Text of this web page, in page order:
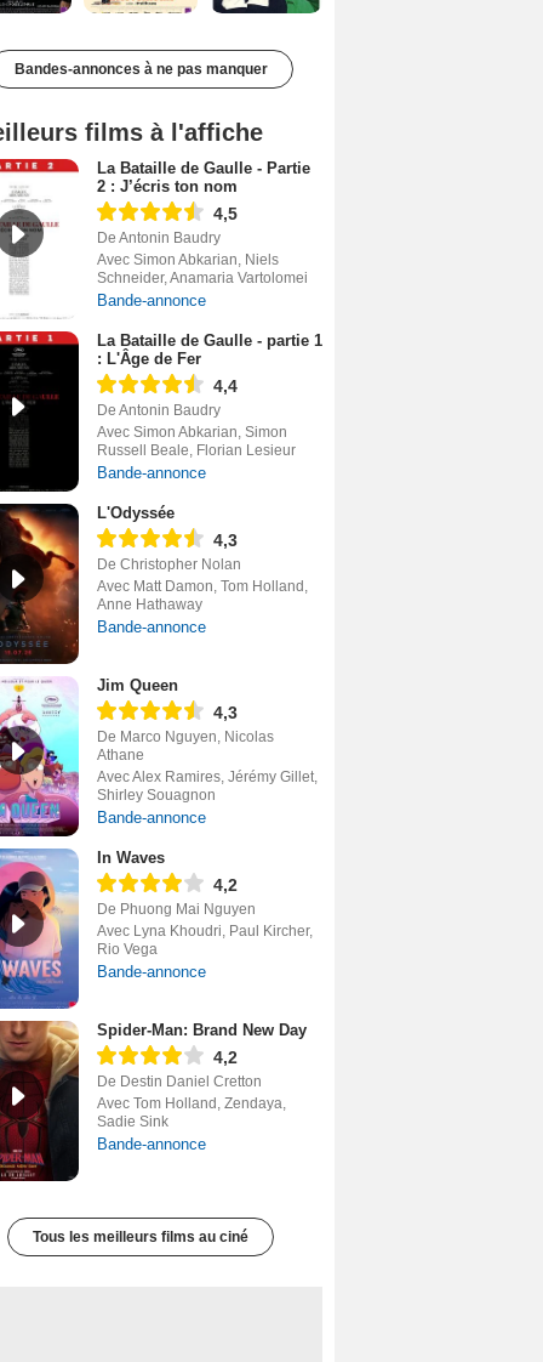
Bandes-annonces à ne pas manquer
films à l'affiche
La Bataille de Gaulle - Partie
2 : J’écris ton nom
4,5
De Antonin Baudry
Avec Simon Abkarian, Niels
Schneider, Anamaria Vartolomei
Bande-annonce
La Bataille de Gaulle - partie 1
: L'Âge de Fer
4,4
De Antonin Baudry
Avec Simon Abkarian, Simon
Russell Beale, Florian Lesieur
Bande-annonce
L'Odyssée
4,3
De Christopher Nolan
Avec Matt Damon, Tom Holland,
Anne Hathaway
Bande-annonce
Jim Queen
4,3
De Marco Nguyen, Nicolas
Athane
Avec Alex Ramires, Jérémy Gillet,
Shirley Souagnon
Bande-annonce
In Waves
4,2
De Phuong Mai Nguyen
Avec Lyna Khoudri, Paul Kircher,
Rio Vega
Bande-annonce
Spider-Man: Brand New Day
4,2
De Destin Daniel Cretton
Avec Tom Holland, Zendaya,
Sadie Sink
Bande-annonce
Tous les meilleurs films au ciné